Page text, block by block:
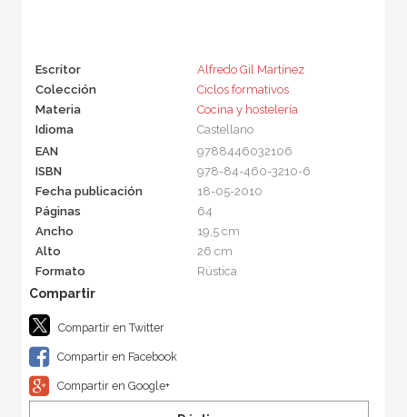
Escritor
Alfredo Gil Martínez
Colección
Ciclos formativos
Materia
Cocina y hostelería
Idioma
Castellano
EAN
9788446032106
ISBN
978-84-460-3210-6
Fecha publicación
18-05-2010
Páginas
64
Ancho
19,5 cm
Alto
26 cm
Formato
Rústica
Compartir en Twitter
Compartir en Facebook
Compartir en Google+